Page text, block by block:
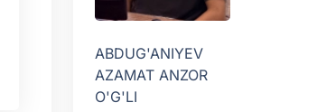
ABDUG'ANIYEV
AZAMAT ANZOR
O'G'LI